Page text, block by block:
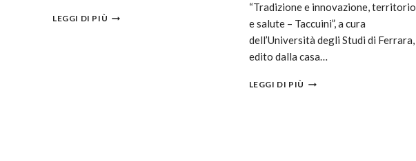
LEGGI DI PIÙ
“Tradizione e innovazione, territorio
e salute – Taccuini”, a cura
dell’Università degli Studi di Ferrara,
edito dalla casa…
LEGGI DI PIÙ